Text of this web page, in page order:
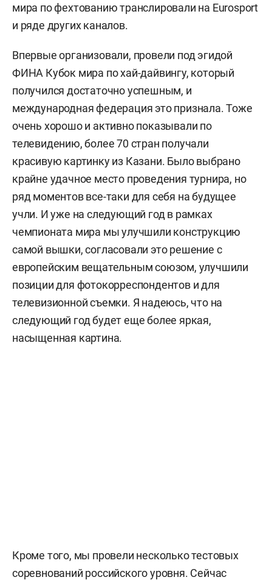
мира по фехтованию транслировали на Eurosport
и ряде других каналов.
Впервые организовали, провели под эгидой
ФИНА Кубок мира по хай-дайвингу, который
получился достаточно успешным, и
международная федерация это признала. Тоже
очень хорошо и активно показывали по
телевидению, более 70 стран получали
красивую картинку из Казани. Было выбрано
крайне удачное место проведения турнира, но
ряд моментов все-таки для себя на будущее
учли. И уже на следующий год в рамках
чемпионата мира мы улучшили конструкцию
самой вышки, согласовали это решение с
европейским вещательным союзом, улучшили
позиции для фотокорреспондентов и для
телевизионной съемки. Я надеюсь, что на
следующий год будет еще более яркая,
насыщенная картина.
Кроме того, мы провели несколько тестовых
соревнований российского уровня. Сейчас